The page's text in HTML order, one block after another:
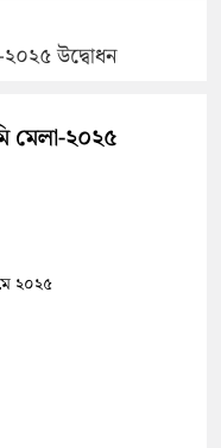
২০২৫ উদ্বোধন
মেলা-২০২৫
২০২৫